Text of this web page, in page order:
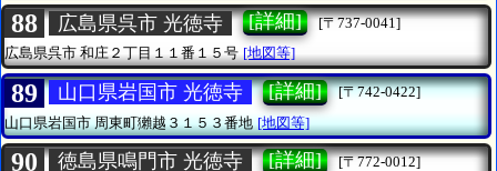
88 広島県呉市 光徳寺 [詳細]
[〒737-0041]
広島県呉市和庄２丁目１１番１５号 [地図等]
89 山口県岩国市 光徳寺 [詳細]
[〒742-0422]
山口県岩国市周東町獺越３１５３番地 [地図等]
90 徳島県鳴門市 光徳寺 [詳細]
[〒772-0012]